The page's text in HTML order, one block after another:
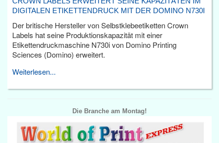
DIGITALEN ETIKETTENDRUCK MIT DER DOMINO N730I
Der britische Hersteller von Selbstklebeetiketten Crown
Labels hat seine Produktionskapazität mit einer
Etikettendruckmaschine N730i von Domino Printing
Sciences (Domino) erweitert.
Weiterlesen...
Die Branche am Montag!